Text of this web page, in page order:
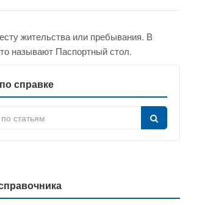
жительства или пребывания. В
называют Паспортный стол.
справке